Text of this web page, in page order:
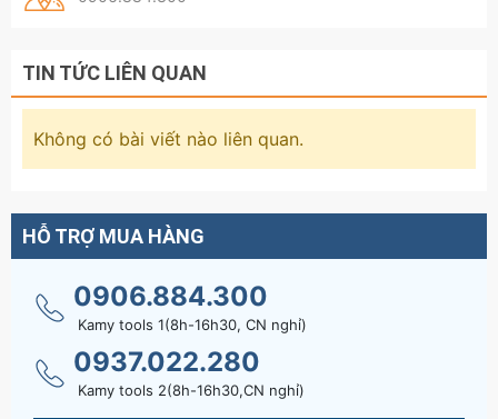
TIN TỨC LIÊN QUAN
Không có bài viết nào liên quan.
HỖ TRỢ MUA HÀNG
0906.884.300
Kamy tools 1(8h-16h30, CN nghỉ)
0937.022.280
Kamy tools 2(8h-16h30,CN nghỉ)